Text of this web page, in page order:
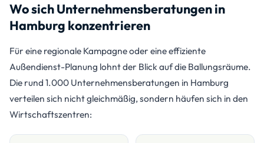
Wo sich Unternehmensberatungen in
Hamburg konzentrieren
Für eine regionale Kampagne oder eine effiziente
Außendienst-Planung lohnt der Blick auf die Ballungsräume.
Die rund 1.000 Unternehmensberatungen in Hamburg
verteilen sich nicht gleichmäßig, sondern häufen sich in den
Wirtschaftszentren: